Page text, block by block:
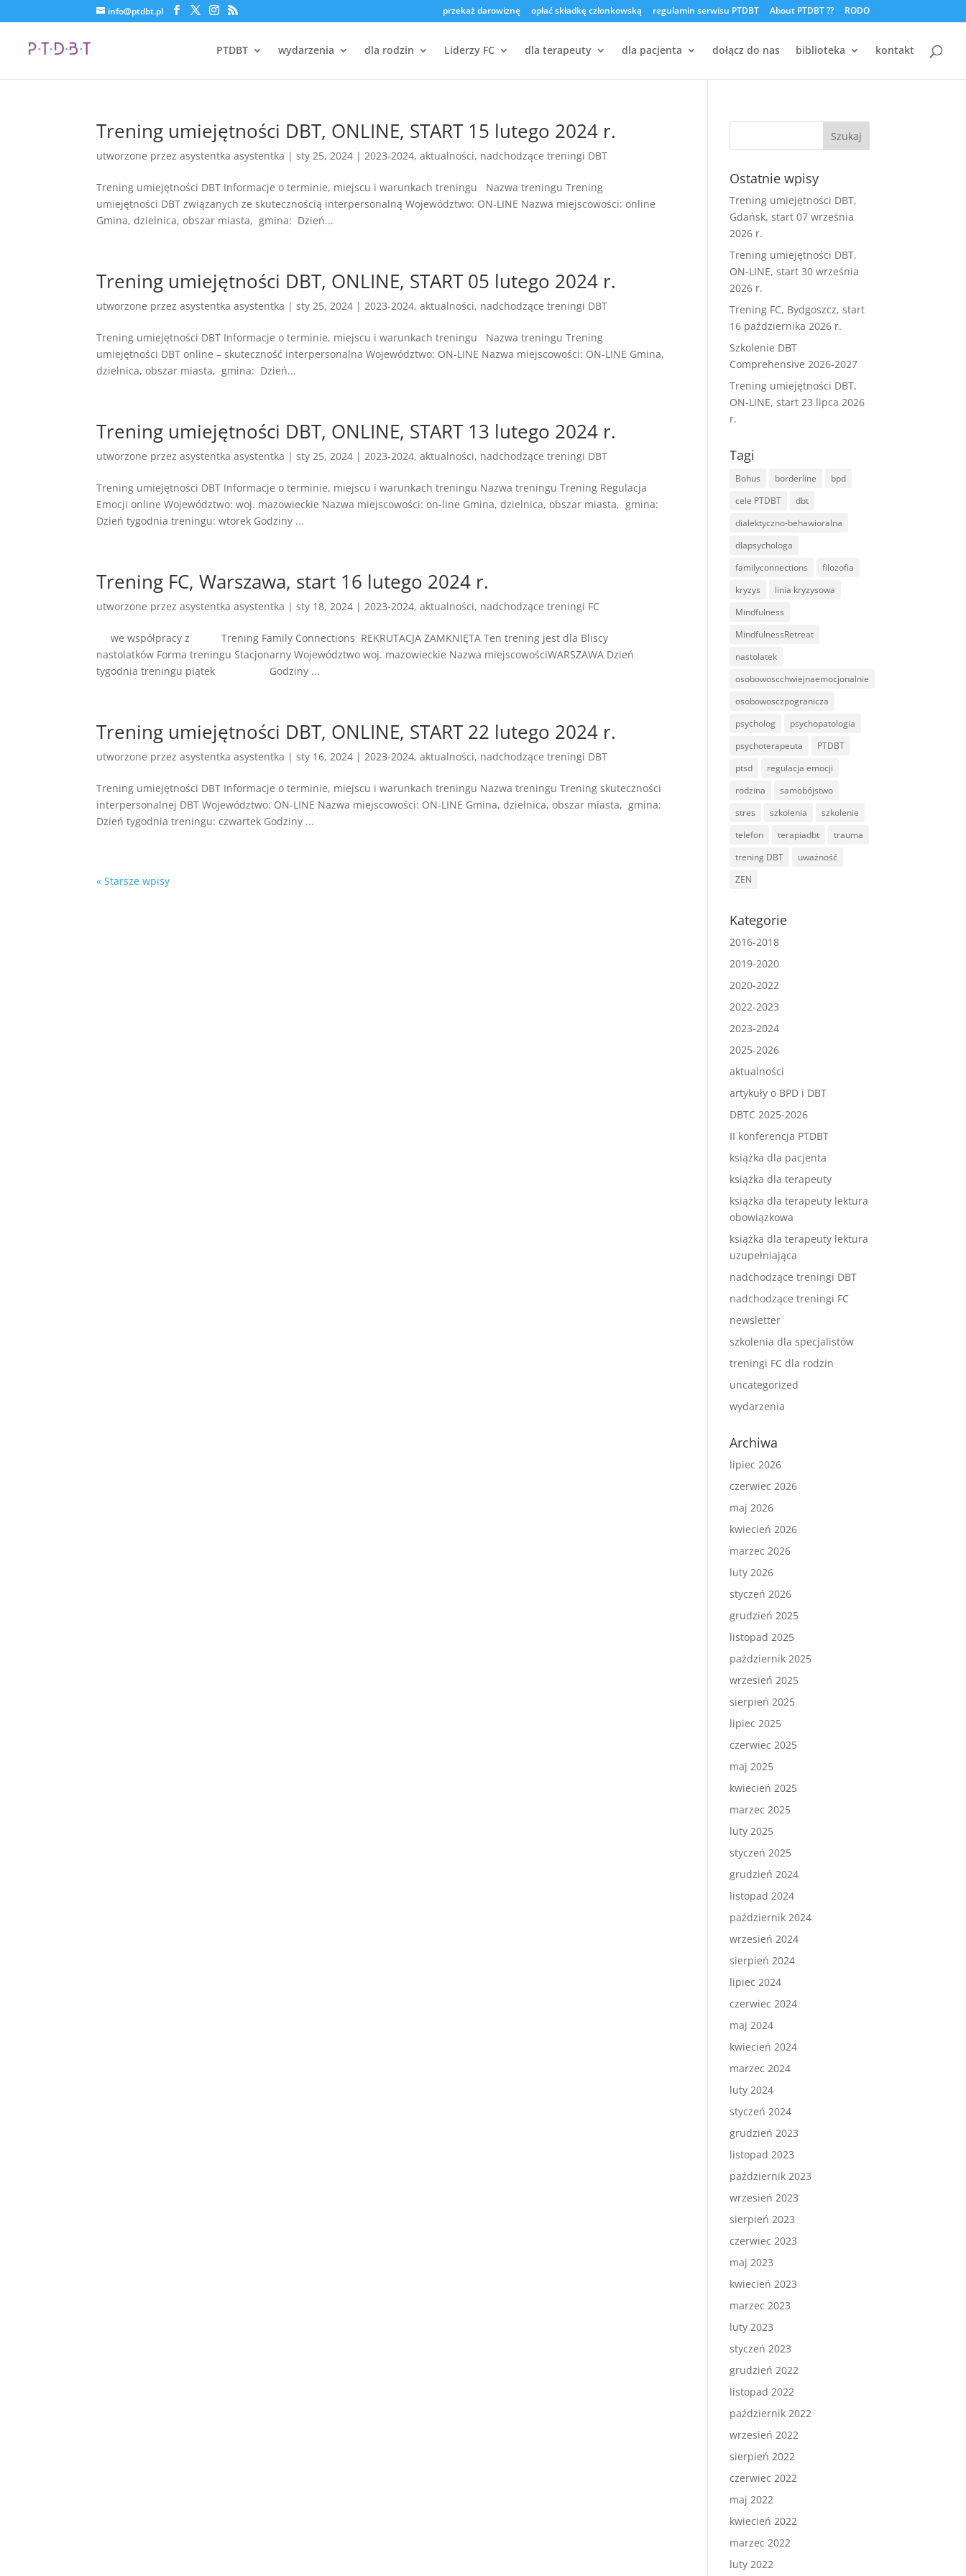
info@ptdbt.pl przekaż darowiznę opłać składkę członkowską regulamin serwisu PTDBT About PTDBT ?? RODO
PTDBT wydarzenia dla rodzin Liderzy FC dla terapeuty dla pacjenta dołącz do nas biblioteka kontakt
Trening umiejętności DBT, ONLINE, START 15 lutego 2024 r.
utworzone przezasystentka asystentka |sty 25, 2024 |2023-2024,aktualności, nadchodzące treningi DBT
Trening umiejętności DBT Informacje o terminie, miejscu i warunkach treningu Nazwa treningu Trening
umiejętności DBT związanych ze skutecznością interpersonalną Województwo: ON-LINE Nazwa miejscowości: online
Gmina, dzielnica, obszar miasta, gmina: Dzień...
Trening umiejętności DBT, ONLINE, START 05 lutego 2024 r.
utworzone przezasystentka asystentka |sty 25, 2024 |2023-2024,aktualności, nadchodzące treningi DBT
Trening umiejętności DBT Informacje o terminie, miejscu i warunkach treningu Nazwa treningu Trening
umiejętności DBT online – skuteczność interpersonalna Województwo: ON-LINE Nazwa miejscowości: ON-LINE Gmina,
dzielnica, obszar miasta, gmina: Dzień...
Trening umiejętności DBT, ONLINE, START 13 lutego 2024 r.
utworzone przezasystentka asystentka |sty 25, 2024 |2023-2024,aktualności, nadchodzące treningi DBT
Trening umiejętności DBT Informacje o terminie, miejscu i warunkach treningu Nazwa treningu Trening Regulacja
Emocji online Województwo: woj. mazowieckie Nazwa miejscowości: on-line Gmina, dzielnica, obszar miasta, gmina:
Dzień tygodnia treningu: wtorek Godziny ...
Trening FC, Warszawa, start 16 lutego 2024 r.
utworzone przezasystentka asystentka |sty 18, 2024 |2023-2024,aktualności, nadchodzące treningi FC
we współpracy z Trening Family Connections REKRUTACJA ZAMKNIĘTA Ten trening jest dla Bliscy
nastolatków Forma treningu Stacjonarny Województwo woj. mazowieckie Nazwa miejscowościWARSZAWA Dzień
tygodnia treningu piątek Godziny ...
Trening umiejętności DBT, ONLINE, START 22 lutego 2024 r.
utworzone przezasystentka asystentka |sty 16, 2024 |2023-2024,aktualności, nadchodzące treningi DBT
Trening umiejętności DBT Informacje o terminie, miejscu i warunkach treningu Nazwa treningu Trening skuteczności
interpersonalnej DBT Województwo: ON-LINE Nazwa miejscowości: ON-LINE Gmina, dzielnica, obszar miasta, gmina:
Dzień tygodnia treningu: czwartek Godziny ...
« Starsze wpisy
Ostatnie wpisy
Trening umiejętności DBT,
Gdańsk, start 07 września
2026 r.
Trening umiejętności DBT,
ON-LINE, start 30 września
2026 r.
Trening FC, Bydgoszcz, start
16 października 2026 r.
Szkolenie DBT
Comprehensive 2026-2027
Trening umiejętności DBT,
ON-LINE, start 23 lipca 2026
r.
Tagi
Bohus borderline
bpd
cele PTDBT
dbt
dialektyczno-behawioralna
dlapsychologa
familyconnections
filozofia
kryzys
linia kryzysowa
Mindfulness
MindfulnessRetreat
nastolatek
osobowoscchwiejnaemocjonalnie
osobowosczpogranicza
psycholog
psychopatologia
psychoterapeuta
PTDBT
ptsd
regulacja emocji
rodzina
samobójstwo
stres
szkolenia
szkolenie
telefon
terapiadbt
trauma
trening DBT
uważność
ZEN
Kategorie
2016-2018
2019-2020
2020-2022
2022-2023
2023-2024
2025-2026
aktualności
artykuły o BPD i DBT
DBTC 2025-2026
II konferencja PTDBT
książka dla pacjenta
książka dla terapeuty
książka dla terapeuty lektura
obowiązkowa
książka dla terapeuty lektura
uzupełniająca
nadchodzące treningi DBT
nadchodzące treningi FC
newsletter
szkolenia dla specjalistów
treningi FC dla rodzin
uncategorized
wydarzenia
Archiwa
lipiec 2026
czerwiec 2026
maj 2026
kwiecień 2026
marzec 2026
luty 2026
styczeń 2026
grudzień 2025
listopad 2025
październik 2025
wrzesień 2025
sierpień 2025
lipiec 2025
czerwiec 2025
maj 2025
kwiecień 2025
marzec 2025
luty 2025
styczeń 2025
grudzień 2024
listopad 2024
październik 2024
wrzesień 2024
sierpień 2024
lipiec 2024
czerwiec 2024
maj 2024
kwiecień 2024
marzec 2024
luty 2024
styczeń 2024
grudzień 2023
listopad 2023
październik 2023
wrzesień 2023
sierpień 2023
czerwiec 2023
maj 2023
kwiecień 2023
marzec 2023
luty 2023
styczeń 2023
grudzień 2022
listopad 2022
październik 2022
wrzesień 2022
sierpień 2022
czerwiec 2022
maj 2022
kwiecień 2022
marzec 2022
luty 2022